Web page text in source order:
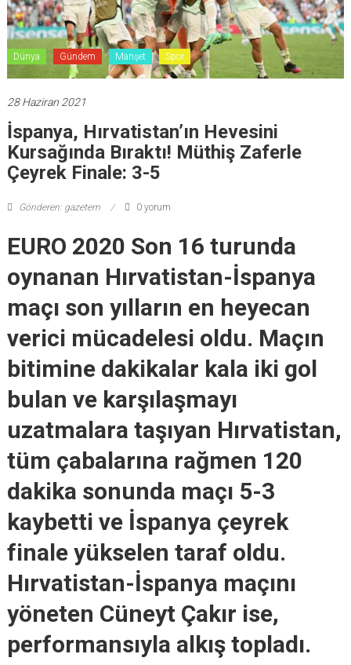
Dünya Gündem Manşet Spor
28 Haziran 2021
İspanya, Hırvatistan’ın Hevesini
Kursağında Bıraktı! Müthiş Zaferle
Çeyrek Finale: 3-5
Gönderen: gazetem 0 yorum
EURO 2020 Son 16 turunda
oynanan Hırvatistan-İspanya
maçı son yılların en heyecan
verici mücadelesi oldu. Maçın
bitimine dakikalar kala iki gol
bulan ve karşılaşmayı
uzatmalara taşıyan Hırvatistan,
tüm çabalarına rağmen 120
dakika sonunda maçı 5-3
kaybetti ve İspanya çeyrek
finale yükselen taraf oldu.
Hırvatistan-İspanya maçını
yöneten Cüneyt Çakır ise,
performansıyla alkış topladı.